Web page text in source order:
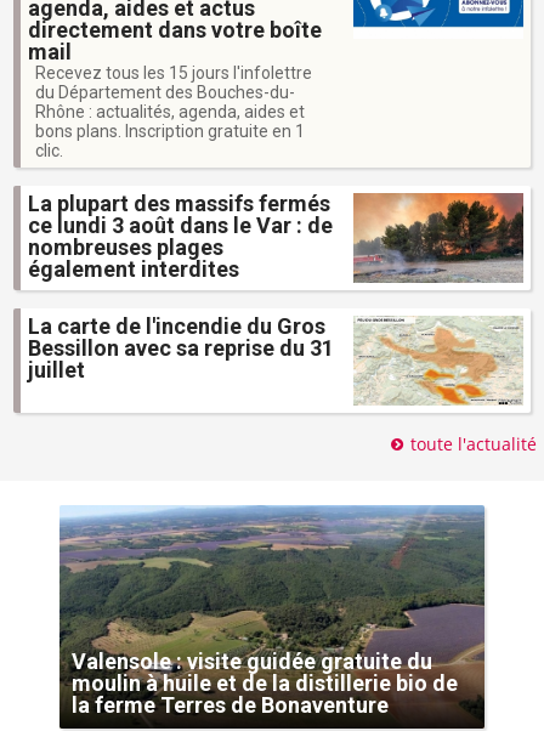
agenda, aides et actus
directement dans votre boîte
mail
Recevez tous les 15 jours l'infolettre
du Département des Bouches-du-
Rhône : actualités, agenda, aides et
bons plans. Inscription gratuite en 1
clic.
La plupart des massifs fermés
ce lundi 3 août dans le Var : de
nombreuses plages
également interdites
La carte de l'incendie du Gros
Bessillon avec sa reprise du 31
juillet
toute l'actualité
Valensole : visite guidée gratuite du
moulin à huile et de la distillerie bio de
la ferme Terres de Bonaventure